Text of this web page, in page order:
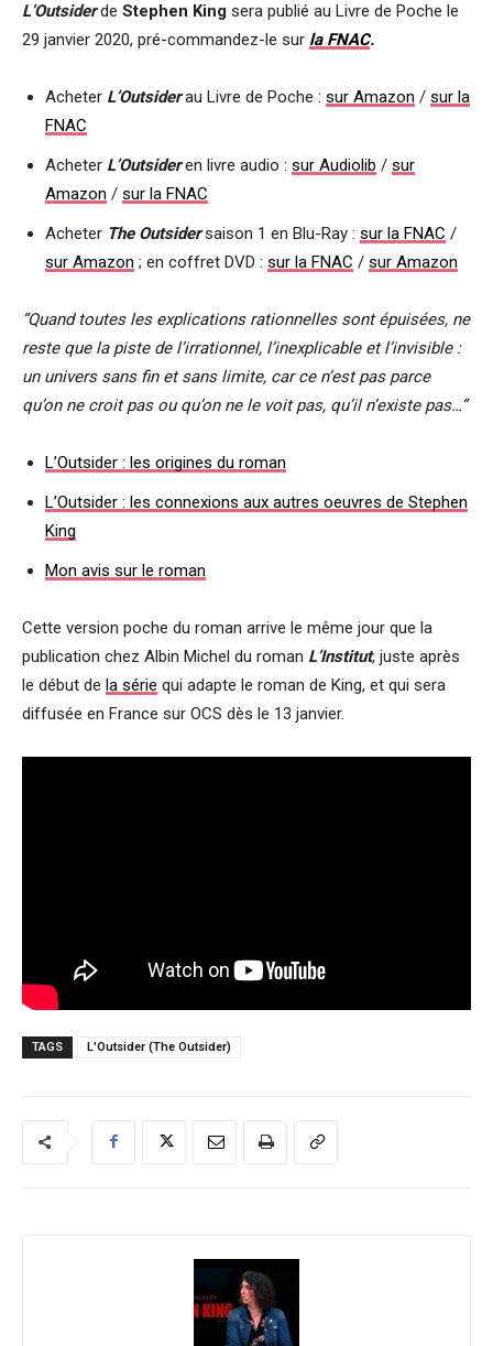
L’Outsiderde Stephen King sera publié au Livre de Poche le
29 janvier 2020, pré-commandez-le sur la FNAC.
Acheter L’Outsiderau Livre de Poche : sur Amazon / sur la
FNAC
Acheter L’Outsideren livre audio : sur Audiolib / sur
Amazon / sur la FNAC
Acheter The Outsidersaison 1 en Blu-Ray : sur la FNAC /
sur Amazon ; en coffret DVD : sur la FNAC / sur Amazon
“Quand toutes les explications rationnelles sont épuisées, ne
reste que la piste de l’irrationnel, l’inexplicable et l’invisible :
un univers sans fin et sans limite, car ce n’est pas parce
qu’on ne croit pas ou qu’on ne le voit pas, qu’il n’existe pas…”
L’Outsider : les origines du roman
L’Outsider : les connexions aux autres oeuvres de Stephen
King
Mon avis sur le roman
Cette version poche du roman arrive le même jour que la
publication chez Albin Michel du roman L’Institut, juste après
le début de la série qui adapte le roman de King, et qui sera
diffusée en France sur OCS dès le 13 janvier.
TAGS L'Outsider (The Outsider)